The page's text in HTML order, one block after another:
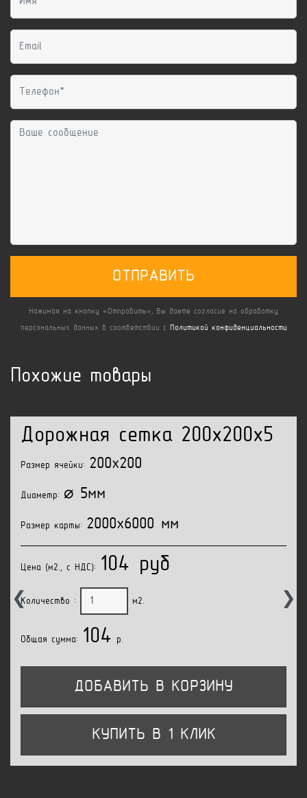
ОТПРАВИТЬ
Нажимая на кнопку «Отправить», Вы даете согласие на обработку
персональных данных в соответствии с Политикой конфиденциальности
Похожие товары
❮
Дорожная сетка 200x200x5
Размер ячейки: 200x200
Диаметр: ⌀ 5мм
Размер карты: 2000x6000 мм
Цена (м2., с НДС): 104 руб
Количество : м2.
Общая сумма: 104 p.
ДОБАВИТЬ В КОРЗИНУ
КУПИТЬ В 1 КЛИК
❯